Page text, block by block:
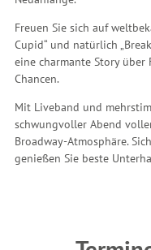
Freuen Sie sich auf
Cupid“ und natürlich
eine charmante Story über
Chancen.
Mit Liveband und
schwungvoller Abend
Broadway-Atmosphäre.
genießen Sie beste